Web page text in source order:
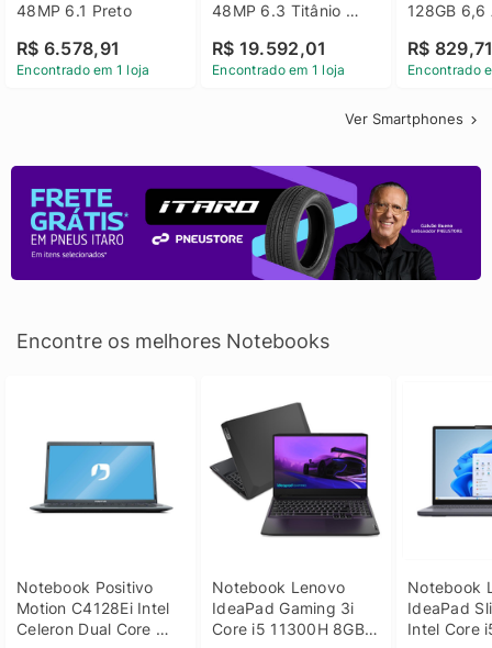
48MP 6.1 Preto
R$ 6.578,91
Encontrado em 1 loja
48MP 6.3 Titânio
R$ 19.592,01
Encontrado em 1 loja
128GB 6,6
R$
Encontrado
Ver Smartphones
Encontre os melhores Notebooks
Notebook Positivo
Motion C4128Ei Intel
Celeron Dual Core
Notebook Lenovo
IdeaPad Gaming 3i
Core i5 11300H 8GB
Notebook
IdeaPad
Intel Core